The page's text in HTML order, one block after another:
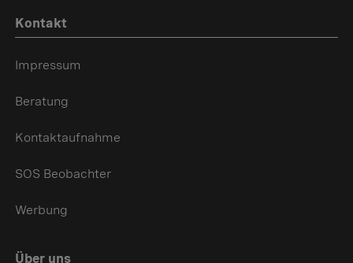
Kontakt
Impressum
Beratung
Kontaktaufnahme
SOS Beobachter
Werbung
Über uns